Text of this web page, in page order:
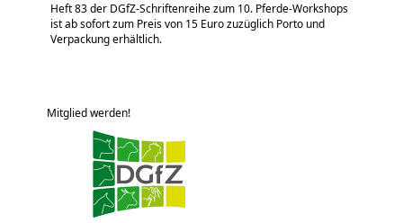
Heft 83 der DGfZ-Schriftenreihe zum 10. Pferde-Workshops
ist ab sofort zum Preis von 15 Euro zuzüglich Porto und
Verpackung erhältlich.
Mitglied werden!